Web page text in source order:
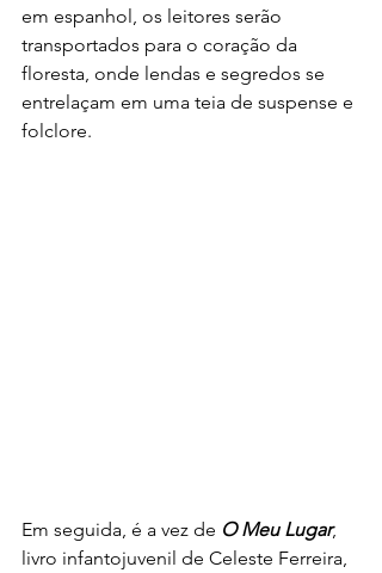
em espanhol, os leitores serão
transportados para o coração da
floresta, onde lendas e segredos se
entrelaçam em uma teia de suspense e
folclore.
Em seguida, é a vez de O Meu Lugar,
livro infantojuvenil de Celeste Ferreira,